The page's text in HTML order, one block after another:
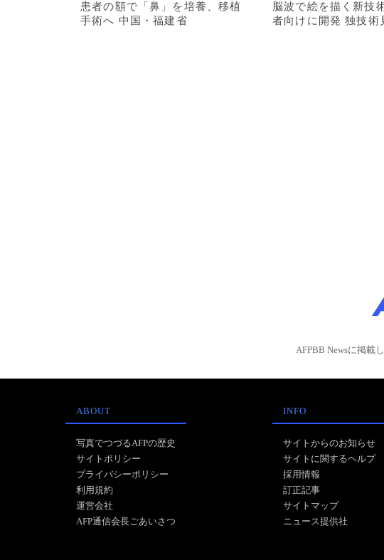
患者の額で「鼻」を培養、移植
手術へ 中国・福建省
脳波で絵を描く新技
者向けに開発 独技術
AFPBB Newsに掲載
ABOUT
写真でつづるAFPの歴史
サイトポリシー
プライバシーポリシー
利用規約
運営会社
AFP通信会長ごあいさつ
INFO
サイトからのお知らせ
サイトに関するヘルプ
採用情報
訂正記事
サイトマップ
ニュース提供社